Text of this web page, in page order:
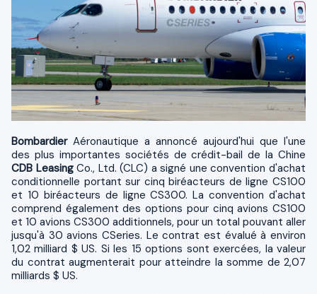
Bombardier Aéronautique a annoncé aujourd'hui que l'une
des plus importantes sociétés de crédit-bail de la Chine
CDB LeasingCo., Ltd. (CLC) a signé une convention d'achat
conditionnelle portant sur cinq biréacteurs de ligne CS100
et 10 biréacteurs de ligne CS300. La convention d'achat
comprend également des options pour cinq avions CS100
et 10 avions CS300 additionnels, pour un total pouvant aller
jusqu'à 30 avions CSeries. Le contrat est évalué à environ
1,02 milliard $ US. Si les 15 options sont exercées, la valeur
du contrat augmenterait pour atteindre la somme de 2,07
milliards $ US.